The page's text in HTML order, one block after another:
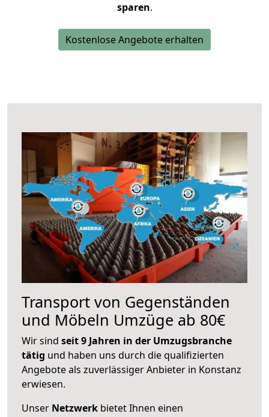
sparen.
Kostenlose Angebote erhalten
Transport von Gegenständen
und Möbeln Umzüge ab 80€
Wir sind seit 9 Jahren in der Umzugsbranche
tätig und haben uns durch die qualifizierten
Angebote als zuverlässiger Anbieter in Konstanz
erwiesen.
Unser Netzwerk bietet Ihnen einen